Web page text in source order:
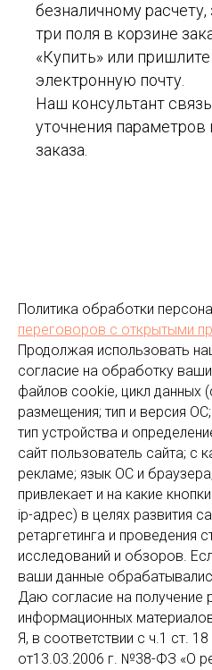
безналичному
три поля в корзине
«Купить» или
электронную почту.
Наш консультант
уточнения
заказа.
Политика обработки
переговоров с открытыми
Продолжая использовать
согласие на обработку
файлов cookie, цикл данных
размещения; тип и версия
тип устройства и
сайт пользователь сайта; с
рекламе; язык ОС и
привлекает и на какие
ip-адрес) в целях развития
ретаргетинга и проведения
исследований и обзоров.
ваши данные
Даю согласие на получение
информационных
Я, в соответствии с ч.1 ст.
от13.03.2006 г. №38-ФЗ «О